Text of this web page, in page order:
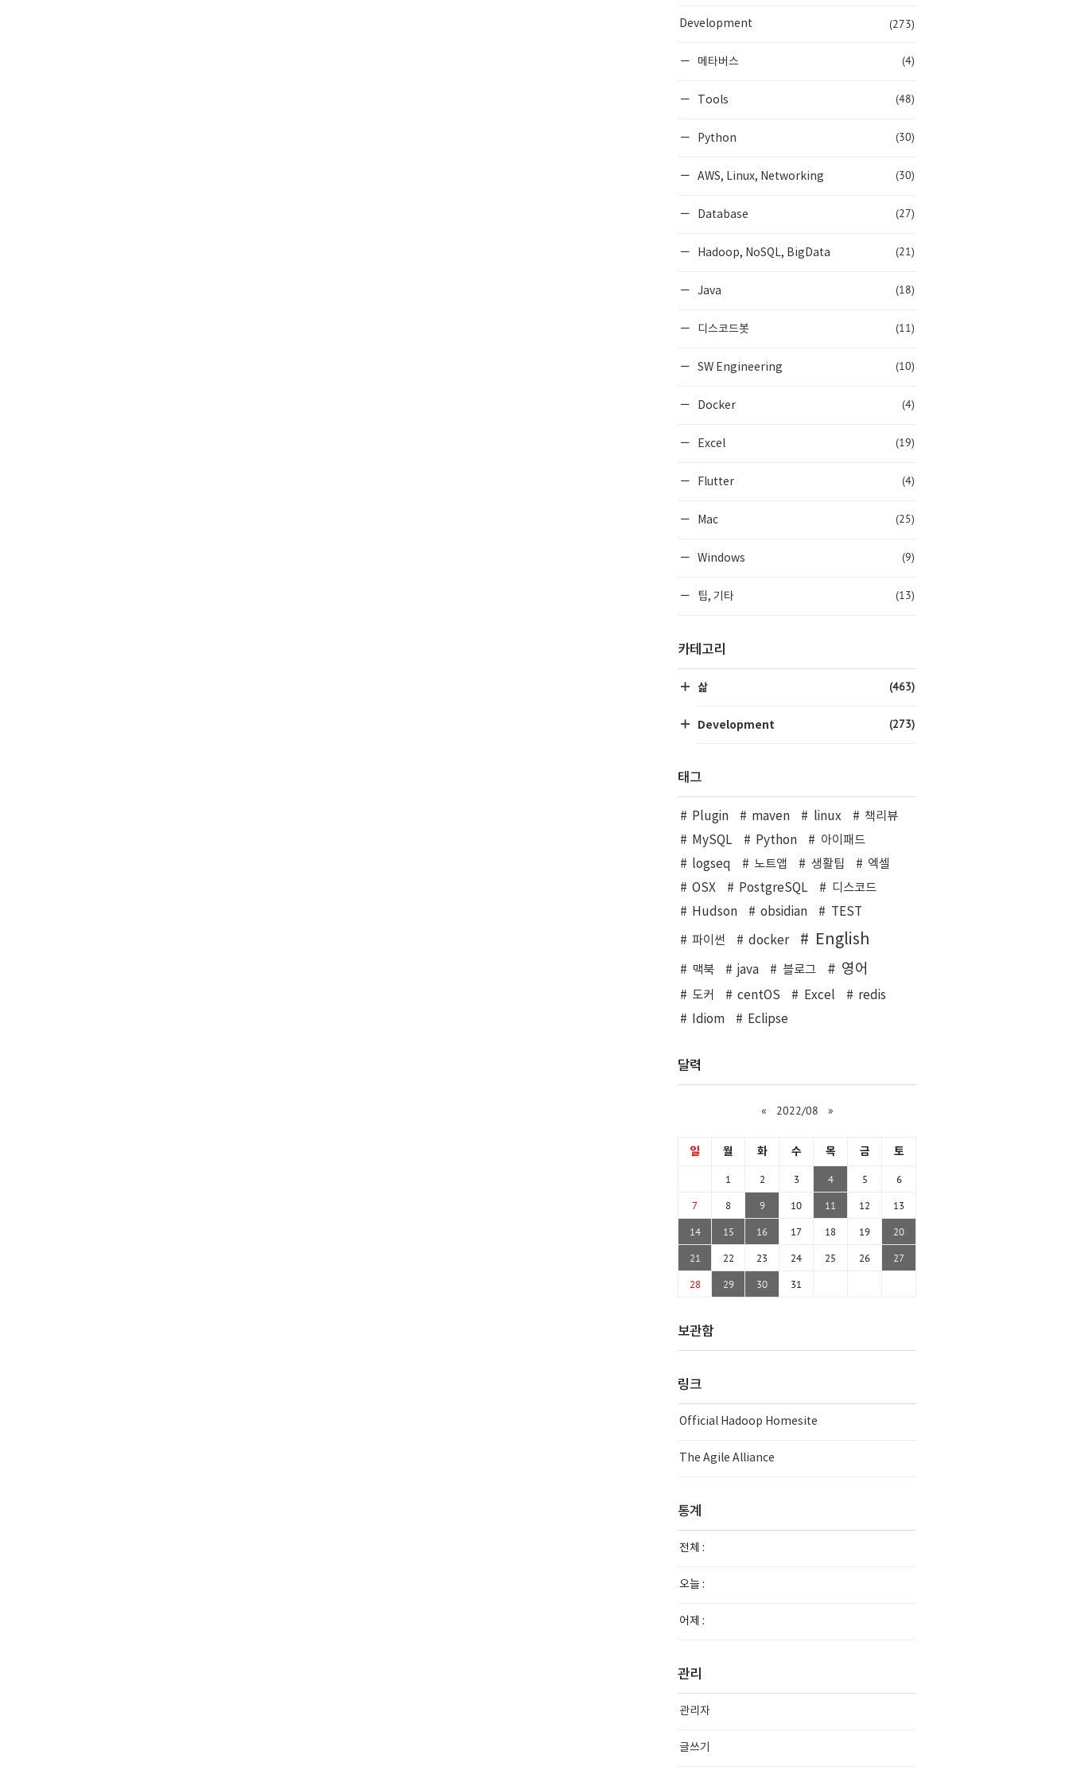
Development (273)
메타버스 (4)
Tools (48)
Python (30)
AWS, Linux, Networking (30)
Database (27)
Hadoop, NoSQL, BigData (21)
Java (18)
디스코드봇 (11)
SW Engineering (10)
Docker (4)
Excel (19)
Flutter (4)
Mac (25)
Windows (9)
팁, 기타 (13)
카테고리
삶 (463)
Development (273)
태그
Plugin maven linux
책리뷰
MySQL
Python
아이패드
logseq
노트앱 생활팁
엑셀
OSX
PostgreSQL
디스코드
Hudson
obsidian TEST
파이썬 docker English
맥북 java 블로그 영어
도커 centOS Excel
redis
Idiom
Eclipse
달력
« 2022/08 »
일 월 화 수 목 금 토
1 2 3 4 5 6
7 8 9 10 11 12 13
14 15 16 17 18 19 20
21 22 23 24 25 26 27
28 29 30 31
보관함
링크
Official Hadoop Homesite
The Agile Alliance
통계
전체 :
오늘 :
어제 :
관리
관리자
글쓰기